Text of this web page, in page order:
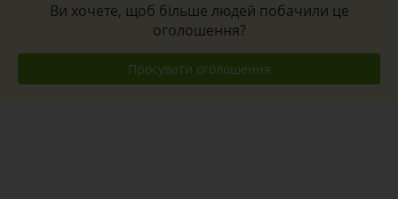
Ви хочете, щоб більше людей побачили це
оголошення?
Просувати оголошення